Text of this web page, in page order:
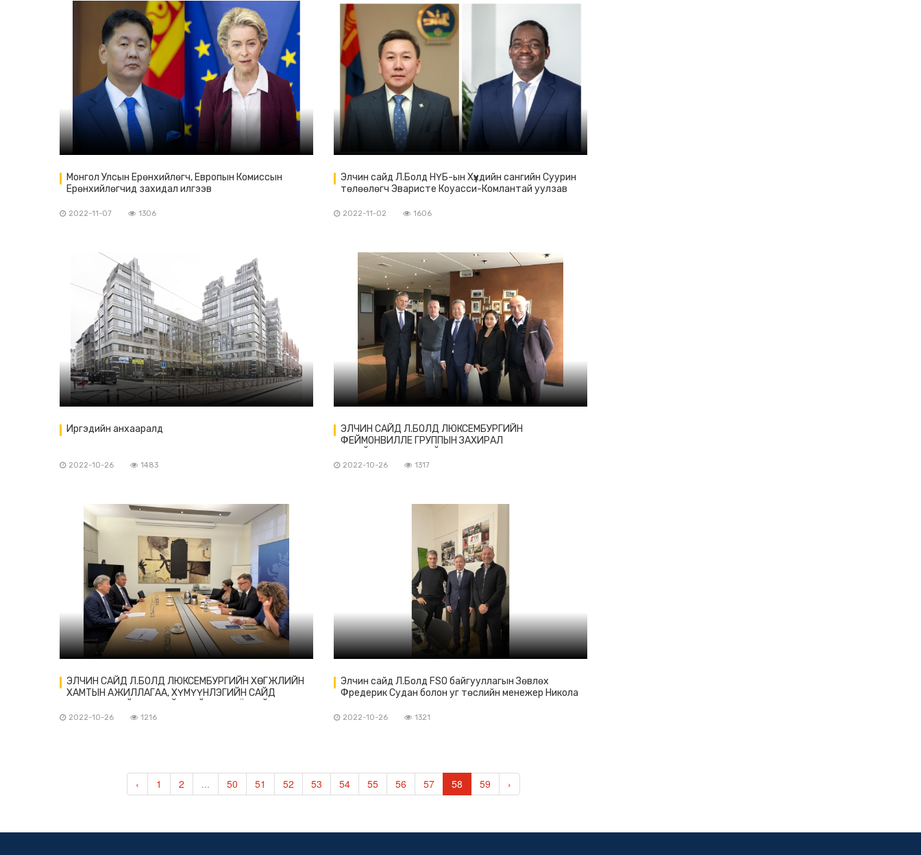
Монгол Улсын Ерөнхийлөгч, Европын Комиссын
Ерөнхийлөгчид захидал илгээв
2022-11-07 1306
Элчин сайд Л.Болд НҮБ-ын Хүүхдийн сангийн Суурин
төлөөлөгч Эваристе Коуасси-Комлантай уулзав
2022-11-02 1606
Иргэдийн анхааралд
2022-10-26 1483
ЭЛЧИН САЙД Л.БОЛД ЛЮКСЕМБУРГИЙН
ФЕЙМОНВИЛЛЕ ГРУППЫН ЗАХИРАЛ
2022-10-26 1317
ЭЛЧИН САЙД Л.БОЛД ЛЮКСЕМБУРГИЙН ХӨГЖЛИЙН
ХАМТЫН АЖИЛЛАГАА, ХҮМҮҮНЛЭГИЙН САЙД
2022-10-26 1216
Элчин сайд Л.Болд FSO байгууллагын Зөвлөх
Фредерик Судан болон уг төслийн менежер Никола
2022-10-26 1321
‹ 1 2 ... 50 51 52 53 54 55 56 57 58 59 ›